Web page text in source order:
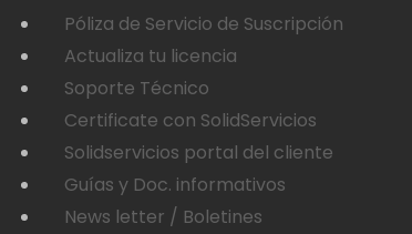
Póliza de Servicio de Suscripción
Actualiza tu licencia
Soporte Técnico
Certificate con SolidServicios
Solidservicios portal del cliente
Guías y Doc. informativos
News letter / Boletines